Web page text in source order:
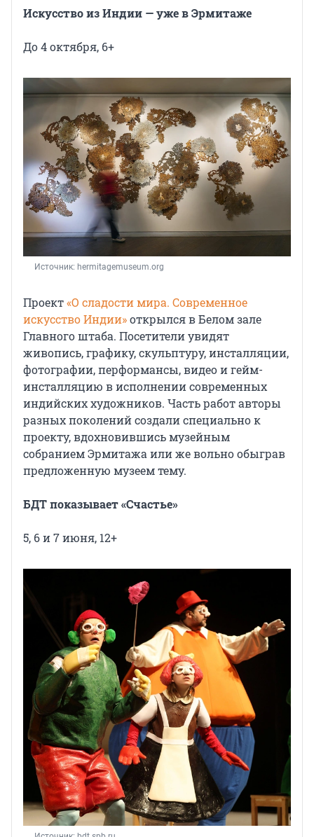
Искусство из Индии — уже в Эрмитаже
До 4 октября, 6+
Источник: hermitagemuseum.org
Проект«О сладости мира. Современное
искусство Индии»открылся в Белом зале
Главного штаба. Посетители увидят
живопись, графику, скульптуру, инсталляции,
фотографии, перформансы, видео и гейм-
инсталляцию в исполнении современных
индийских художников. Часть работ авторы
разных поколений создали специально к
проекту, вдохновившись музейным
собранием Эрмитажа или же вольно обыграв
предложенную музеем тему.
БДТ показывает «Счастье»
5, 6 и 7 июня, 12+